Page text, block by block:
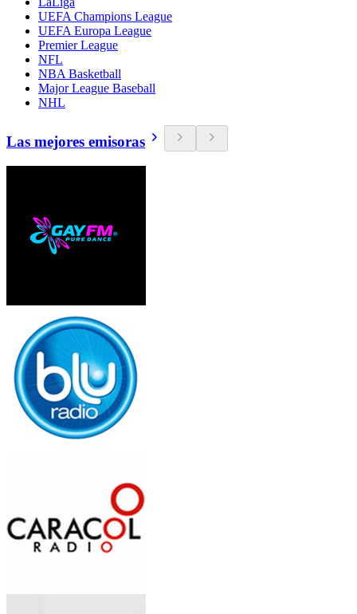
UEFA Champions League
UEFA Europa League
Premier League
NFL
NBA Basketball
Major League Baseball
NHL
Las mejores emisoras